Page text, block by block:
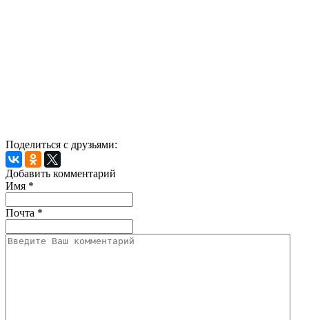
Поделиться с друзьями:
Добавить комментарий
Имя *
Почта *